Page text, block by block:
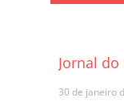
Jornal do
30 de janeiro